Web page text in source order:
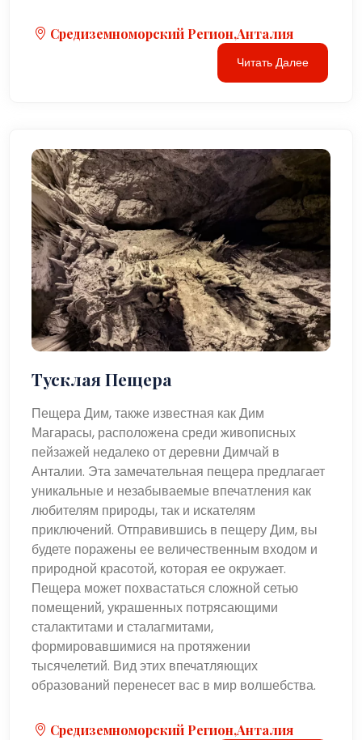
Средиземноморский Регион,Анталия
Читать Далее
Тусклая Пещера
Пещера Дим, также известная как Дим
Магарасы, расположена среди живописных
пейзажей недалеко от деревни Димчай в
Анталии. Эта замечательная пещера предлагает
уникальные и незабываемые впечатления как
любителям природы, так и искателям
приключений. Отправившись в пещеру Дим, вы
будете поражены ее величественным входом и
природной красотой, которая ее окружает.
Пещера может похвастаться сложной сетью
помещений, украшенных потрясающими
сталактитами и сталагмитами,
формировавшимися на протяжении
тысячелетий. Вид этих впечатляющих
образований перенесет вас в мир волшебства.
Средиземноморский Регион,Анталия